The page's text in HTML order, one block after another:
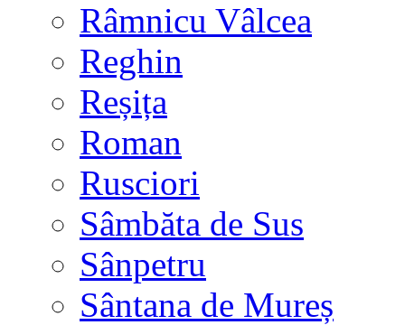
Râmnicu Vâlcea
Reghin
Reșița
Roman
Rusciori
Sâmbăta de Sus
Sânpetru
Sântana de Mureș